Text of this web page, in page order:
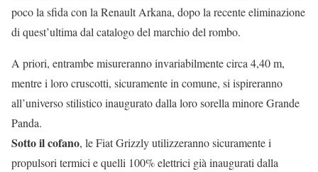
poco la sfida con la Renault Arkana, dopo la recente eliminazione
di quest’ultima dal catalogo del marchio del rombo.
A priori, entrambe misureranno invariabilmente circa 4,40 m,
mentre i loro cruscotti, sicuramente in comune, si ispireranno
all’universo stilistico inaugurato dalla loro sorella minore Grande
Panda.
Sotto il cofano, le Fiat Grizzly utilizzeranno sicuramente i
propulsori termici e quelli 100% elettrici già inaugurati dalla